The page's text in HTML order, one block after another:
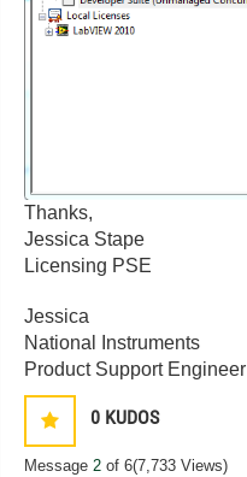
Thanks,
Jessica Stape
Licensing PSE
Jessica
National Instruments
Product Support Engineer
0 KUDOS
Message2 of 6(7,733 Views)